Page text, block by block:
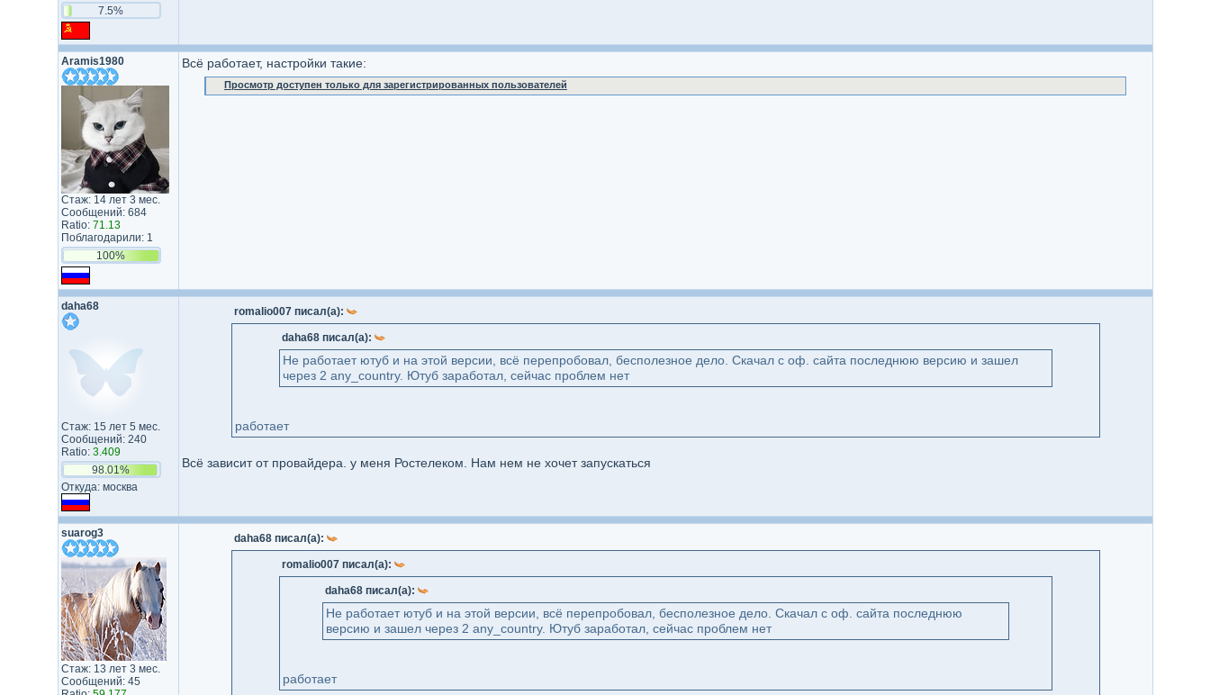
7.5%
Aramis1980
Стаж: 14 лет 3 мес.
Сообщений: 684
Ratio: 71.13
Поблагодарили: 1
100%
Всё работает, настройки такие:
Просмотр доступен только для зарегистрированных пользователей
daha68
Стаж: 15 лет 5 мес.
Сообщений: 240
Ratio: 3.409
98.01%
Откуда: москва
romalio007 писал(а):
daha68 писал(а):
Не работает ютуб и на этой версии, всё перепробовал, бесполезное дело. Скачал с оф. сайта последнюю версию и зашел
через 2 any_country. Ютуб заработал, сейчас проблем нет
работает
Всё зависит от провайдера. у меня Ростелеком. Нам нем не хочет запускаться
suarog3
Стаж: 13 лет 3 мес.
Сообщений: 45
daha68 писал(а):
romalio007 писал(а):
daha68 писал(а):
Не работает ютуб и на этой версии, всё перепробовал, бесполезное дело. Скачал с оф. сайта последнюю
версию и зашел через 2 any_country. Ютуб заработал, сейчас проблем нет
работает